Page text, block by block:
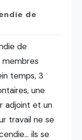
de
de
temps, 3
une
adjoint et un
travail ne se
ils se